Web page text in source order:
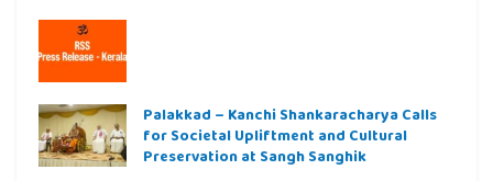
Palakkad – Kanchi Shankaracharya Calls
for Societal Upliftment and Cultural
Preservation at Sangh Sanghik